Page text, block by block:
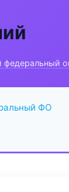
федеральный
ФО